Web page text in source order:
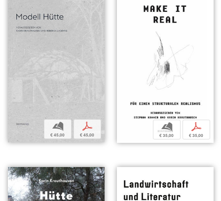
b
€ 45,00
p
€ 45,00
b
€ 35,00
p
€ 35,00